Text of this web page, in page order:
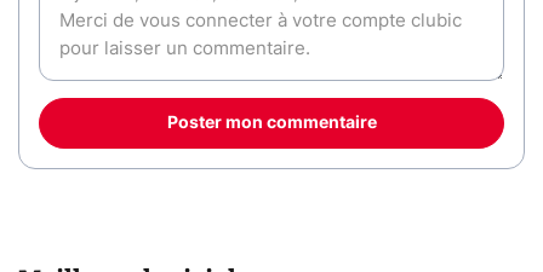
Poster mon commentaire